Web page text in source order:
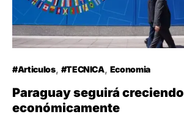
#Articulos #TECNICA Economia
Paraguay seguirá creciendo
económicamente